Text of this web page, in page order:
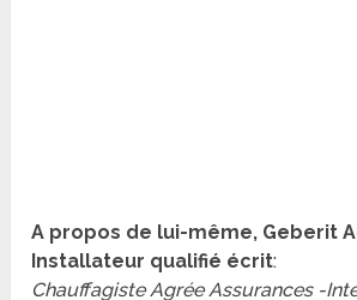
A propos de lui-même, Geberit
Installateur qualifié écrit:
Chauffagiste Agrée Assurances -